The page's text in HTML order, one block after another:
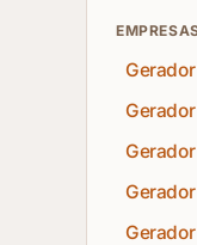
Gerador